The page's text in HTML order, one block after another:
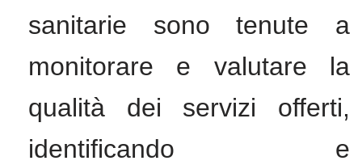
sanitarie sono tenute a
monitorare e valutare la
qualità dei servizi offerti,
identificando e